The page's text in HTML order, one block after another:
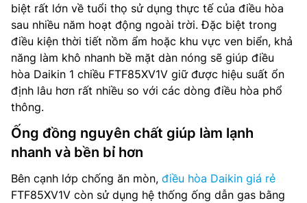
biệt rất lớn về tuổi thọ sử dụng thực tế của điều hòa
sau nhiều năm hoạt động ngoài trời. Đặc biệt trong
điều kiện thời tiết nồm ẩm hoặc khu vực ven biển, khả
năng làm khô nhanh bề mặt dàn nóng sẽ giúp điều
hòa Daikin 1 chiều FTF85XV1V giữ được hiệu suất ổn
định lâu hơn rất nhiều so với các dòng điều hòa phổ
thông.
Ống đồng nguyên chất giúp làm lạnh
nhanh và bền bỉ hơn
Bên cạnh lớp chống ăn mòn, điều hòa Daikin giá rẻ
FTF85XV1V còn sử dụng hệ thống ống dẫn gas bằng